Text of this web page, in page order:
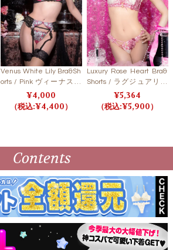
Venus White Lily Bra&Sh
orts / Pink ヴィーナスホ
ワイトリリーブラ＆ショ
ーツ / ピンク【LB5500】
4,000
4,400
Luxury Rose Heart Bra&
Shorts / ラグジュアリー
ローズハートブラ＆ショ
ーツ 【LB5500】
5,364
5,900
Contents